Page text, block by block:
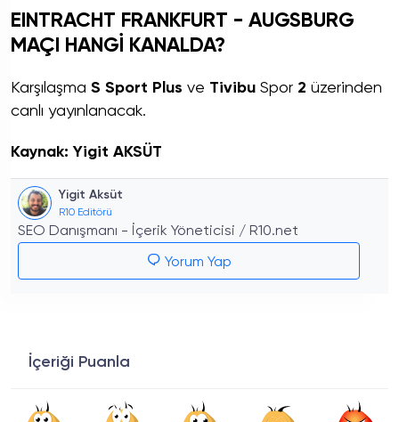
EINTRACHT FRANKFURT - AUGSBURG
MAÇI HANGİ KANALDA?
Karşılaşma S Sport Plus ve Tivibu Spor 2 üzerinden
canlı yayınlanacak.
Kaynak: Yigit AKSÜT
Yigit Aksüt
R10 Editörü
SEO Danışmanı - İçerik Yöneticisi / R10.net
Yorum Yap
İçeriği Puanla